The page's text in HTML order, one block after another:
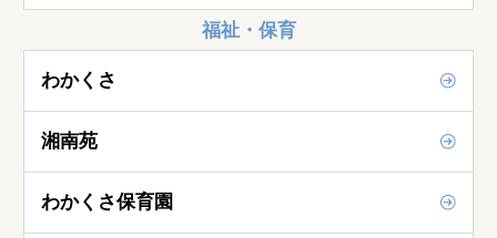
福祉・保育
わかくさ
湘南苑
わかくさ保育園